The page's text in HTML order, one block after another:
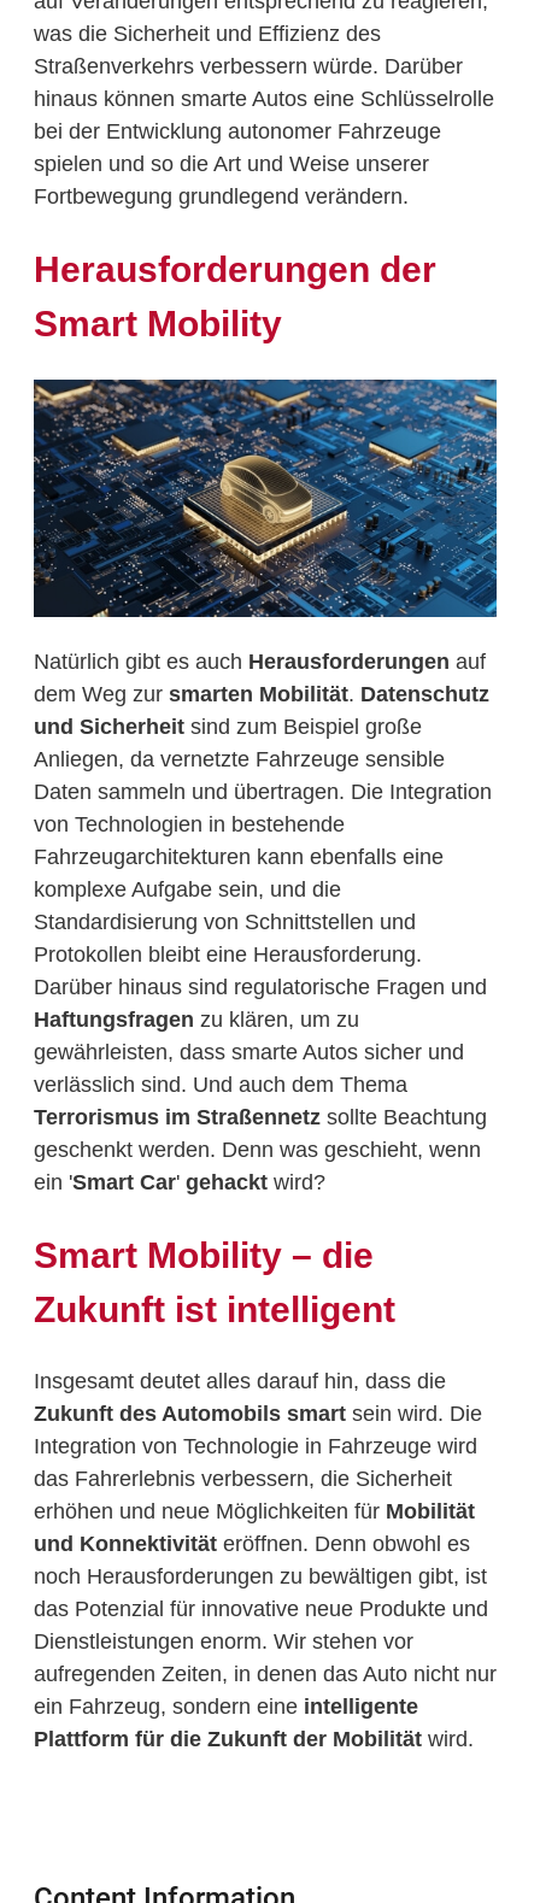
was die Sicherheit und Effizienz des
Straßenverkehrs verbessern würde. Darüber
hinaus können smarte Autos eine Schlüsselrolle
bei der Entwicklung autonomer Fahrzeuge
spielen und so die Art und Weise unserer
Fortbewegung grundlegend verändern.
Herausforderungen der
Smart Mobility
Natürlich gibt es auch Herausforderungen auf
dem Weg zur smarten Mobilität. Datenschutz
und Sicherheit sind zum Beispiel große
Anliegen, da vernetzte Fahrzeuge sensible
Daten sammeln und übertragen. Die Integration
von Technologien in bestehende
Fahrzeugarchitekturen kann ebenfalls eine
komplexe Aufgabe sein, und die
Standardisierung von Schnittstellen und
Protokollen bleibt eine Herausforderung.
Darüber hinaus sind regulatorische Fragen und
Haftungsfragen zu klären, um zu
gewährleisten, dass smarte Autos sicher und
verlässlich sind. Und auch dem Thema
Terrorismus im Straßennetz sollte Beachtung
geschenkt werden. Denn was geschieht, wenn
ein 'Smart Car' gehackt wird?
Smart Mobility – die
Zukunft ist intelligent
Insgesamt deutet alles darauf hin, dass die
Zukunft des Automobils smart sein wird. Die
Integration von Technologie in Fahrzeuge wird
das Fahrerlebnis verbessern, die Sicherheit
erhöhen und neue Möglichkeiten für Mobilität
und Konnektivität eröffnen. Denn obwohl es
noch Herausforderungen zu bewältigen gibt, ist
das Potenzial für innovative neue Produkte und
Dienstleistungen enorm. Wir stehen vor
aufregenden Zeiten, in denen das Auto nicht nur
ein Fahrzeug, sondern eine intelligente
Plattform für die Zukunft der Mobilität wird.